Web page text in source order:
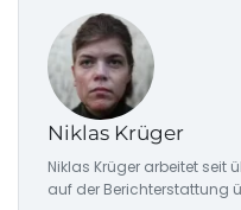
Niklas Krüger
Niklas Krüger arbeitet
auf der Berichterstattung